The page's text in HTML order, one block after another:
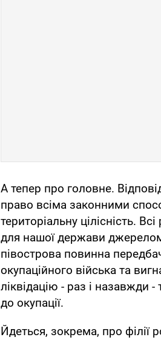
А тепер про головне.
право всіма законними
територіальну цілісність.
для нашої держави джерелом
півострова повинна
окупаційного війська та
ліквідацію - раз і назавжди
до окупації.
Йдеться, зокрема, про філії